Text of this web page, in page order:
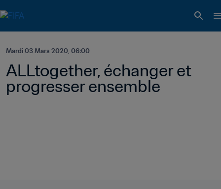
Mardi 03 Mars 2020, 06:00
ALLtogether, échanger et
progresser ensemble